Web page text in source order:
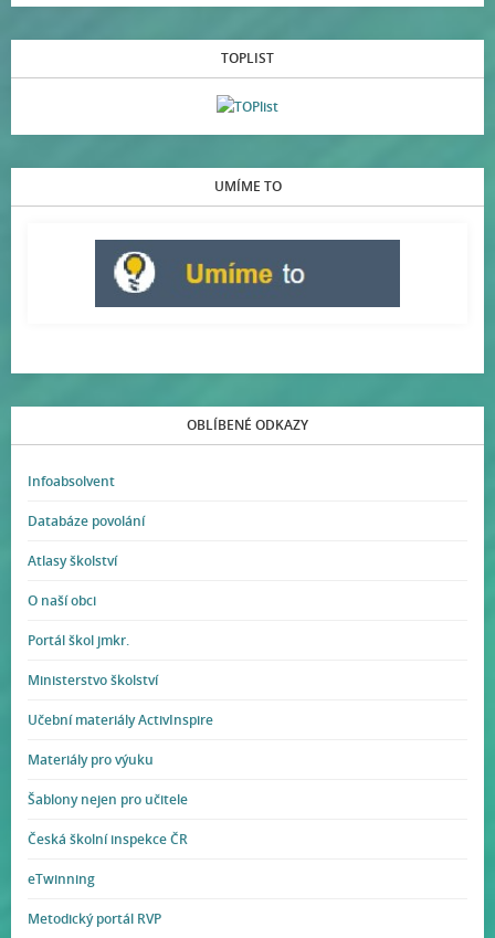
TOPLIST
UMÍME TO
OBLÍBENÉ ODKAZY
Infoabsolvent
Databáze povolání
Atlasy školství
O naší obci
Portál škol jmkr.
Ministerstvo školství
Učební materiály ActivInspire
Materiály pro výuku
Šablony nejen pro učitele
Česká školní inspekce ČR
eTwinning
Metodický portál RVP